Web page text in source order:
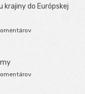
do Európskej